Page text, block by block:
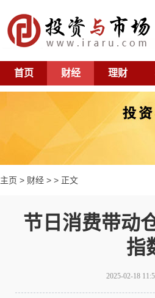
首页 财经 理财
主页 > 财经 > > 正文
节日消费带动
指
2025-02-18